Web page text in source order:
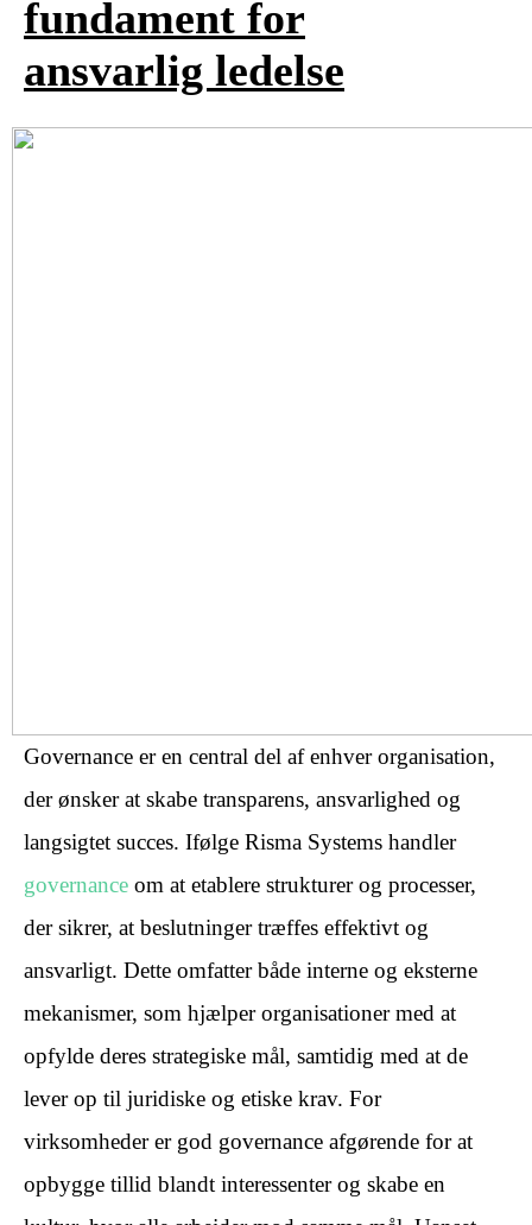
fundament for
ansvarlig ledelse
Governance er en central del af enhver organisation,
der ønsker at skabe transparens, ansvarlighed og
langsigtet succes. Ifølge Risma Systems handler
governance om at etablere strukturer og processer,
der sikrer, at beslutninger træffes effektivt og
ansvarligt. Dette omfatter både interne og eksterne
mekanismer, som hjælper organisationer med at
opfylde deres strategiske mål, samtidig med at de
lever op til juridiske og etiske krav. For
virksomheder er god governance afgørende for at
opbygge tillid blandt interessenter og skabe en